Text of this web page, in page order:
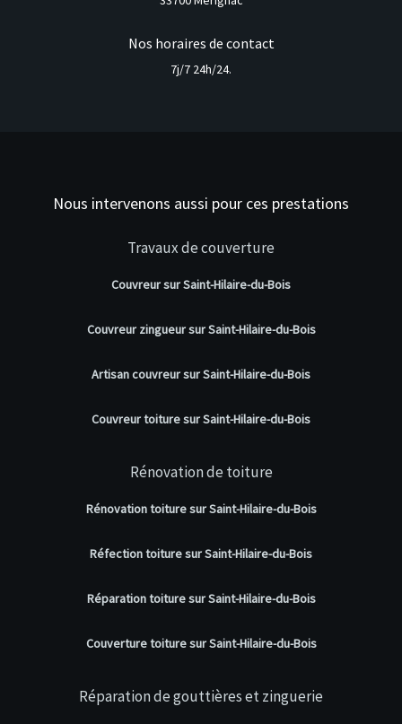
Nos horaires de contact
7j/7 24h/24.
Nous intervenons aussi pour ces prestations
Travaux de couverture
Couvreur sur Saint-Hilaire-du-Bois
Couvreur zingueur sur Saint-Hilaire-du-Bois
Artisan couvreur sur Saint-Hilaire-du-Bois
Couvreur toiture sur Saint-Hilaire-du-Bois
Rénovation de toiture
Rénovation toiture sur Saint-Hilaire-du-Bois
Réfection toiture sur Saint-Hilaire-du-Bois
Réparation toiture sur Saint-Hilaire-du-Bois
Couverture toiture sur Saint-Hilaire-du-Bois
Réparation de gouttières et zinguerie